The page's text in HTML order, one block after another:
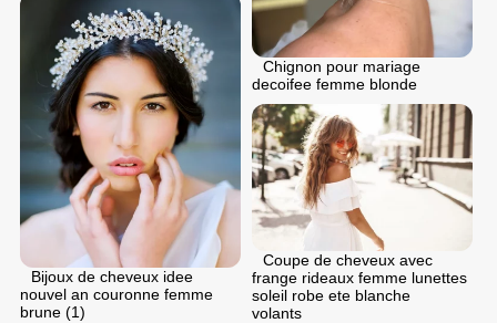
Chignon pour mariage
decoifee femme blonde
Bijoux de cheveux idee
nouvel an couronne femme
brune (1)
Coupe de cheveux avec
frange rideaux femme lunettes
soleil robe ete blanche
volants